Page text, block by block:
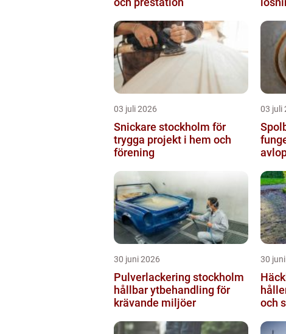
03 juli 2026
Snickare stockholm för
trygga projekt i hem och
förening
03 juli
30 juni 2026
Pulverlackering stockholm
hållbar ytbehandling för
krävande miljöer
30
och